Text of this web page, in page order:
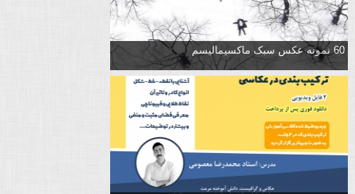
60 نمونه عکس سبک ماکسیمالیسم